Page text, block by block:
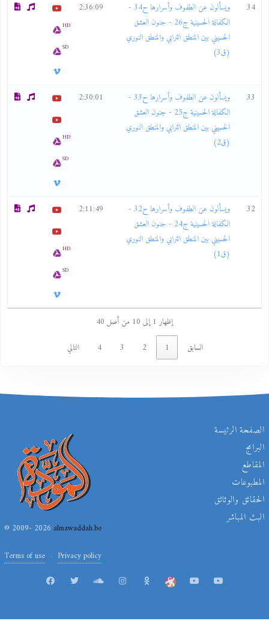
34
ويسألون عن الطفوف وأسرارها ح34 -
الكفالة الحسينية ج26 - جنون العشق
الحسيني بين المنطق الترابي والمنطق النوري
(ق3)
2:36:09
HD
SD
33
ويسألون عن الطفوف وأسرارها ح33 -
الكفالة الحسينية ج25 - جنون العشق
الحسيني بين المنطق الترابي والمنطق النوري
(ق2)
2:30:01
HD
SD
32
ويسألون عن الطفوف وأسرارها ح32 -
الكفالة الحسينية ج24 - جنون العشق
الحسيني بين المنطق الترابي والمنطق النوري
(ق1)
2:11:49
HD
SD
إظهار 1 إلى 10 من أصل 40
السابق
التالي
الصفحة الرئيسة
البرامج
المقاطع
المطبوعات
الحقائق والوثائق
البث المباشر
© 2009- 2026almawaddah.be
Terms of use Privacy policy